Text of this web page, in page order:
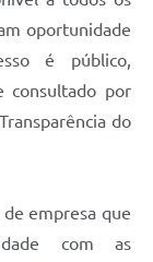
oportunidade
é público,
consultado por
do
empresa que
com as